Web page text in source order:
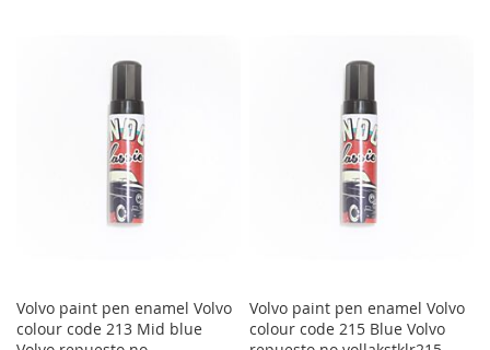
COMPARE
Volvo paint pen enamel Volvo
colour code 213 Mid blue
Volvo paint pen enamel Volvo
colour code 215 Blue Volvo